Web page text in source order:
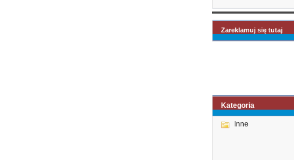
Zareklamuj się tutaj
Kategoria
Inne